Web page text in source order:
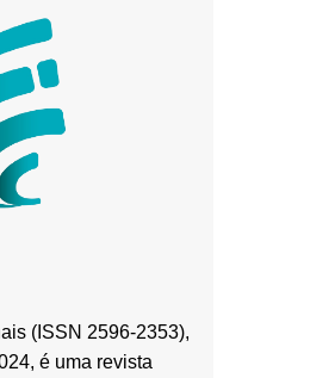
(ISSN 2596-2353),
é uma revista